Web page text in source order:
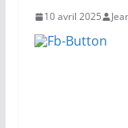
10 avril 2025